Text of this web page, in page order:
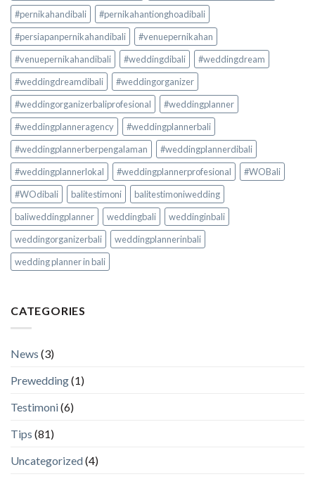
#pernikahandibali
#pernikahantionghoadibali
#persiapanpernikahandibali
#venuepernikahan
#venuepernikahandibali
#weddingdibali
#weddingdream
#weddingdreamdibali
#weddingorganizer
#weddingorganizerbaliprofesional
#weddingplanner
#weddingplanneragency
#weddingplannerbali
#weddingplannerberpengalaman
#weddingplannerdibali
#weddingplannerlokal
#weddingplannerprofesional
#WOBali
#WOdibali
balitestimoni
balitestimoniwedding
baliweddingplanner
weddingbali
weddinginbali
weddingorganizerbali
weddingplannerinbali
wedding planner in bali
CATEGORIES
News (3)
Prewedding(1)
Testimoni(6)
Tips (81)
Uncategorized(4)